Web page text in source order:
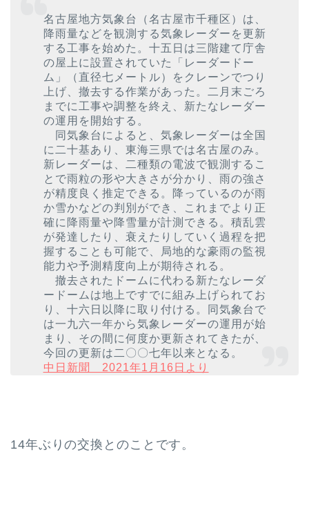
名古屋地方気象台（名古屋市千種区）は、
降雨量などを観測する気象レーダーを更新
する工事を始めた。十五日は三階建て庁舎
の屋上に設置されていた「レーダードー
ム」（直径七メートル）をクレーンでつり
上げ、撤去する作業があった。二月末ごろ
までに工事や調整を終え、新たなレーダー
の運用を開始する。
同気象台によると、気象レーダーは全国
に二十基あり、東海三県では名古屋のみ。
新レーダーは、二種類の電波で観測するこ
とで雨粒の形や大きさが分かり、雨の強さ
が精度良く推定できる。降っているのが雨
か雪かなどの判別ができ、これまでより正
確に降雨量や降雪量が計測できる。積乱雲
が発達したり、衰えたりしていく過程を把
握することも可能で、局地的な豪雨の監視
能力や予測精度向上が期待される。
撤去されたドームに代わる新たなレーダ
ードームは地上ですでに組み上げられてお
り、十六日以降に取り付ける。同気象台で
は一九六一年から気象レーダーの運用が始
まり、その間に何度か更新されてきたが、
今回の更新は二〇〇七年以来となる。
中日新聞 2021年1月16日より
14年ぶりの交換とのことです。